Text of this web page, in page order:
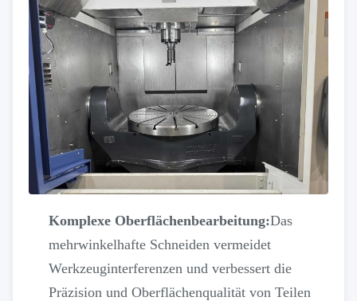
Komplexe Oberflächenbearbeitung:Das
mehrwinkelhafte Schneiden vermeidet
Werkzeuginterferenzen und verbessert die
Präzision und Oberflächenqualität von Teilen